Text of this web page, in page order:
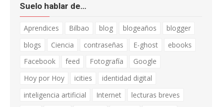
Suelo hablar de…
Aprendices Bilbao blog blogeaños
blogger
blogs
Ciencia contraseñas E-ghost
ebooks
Facebook
feed Fotografía
Google
Hoy por Hoy
icities
identidad digital
inteligencia artificial
Internet
lecturas breves